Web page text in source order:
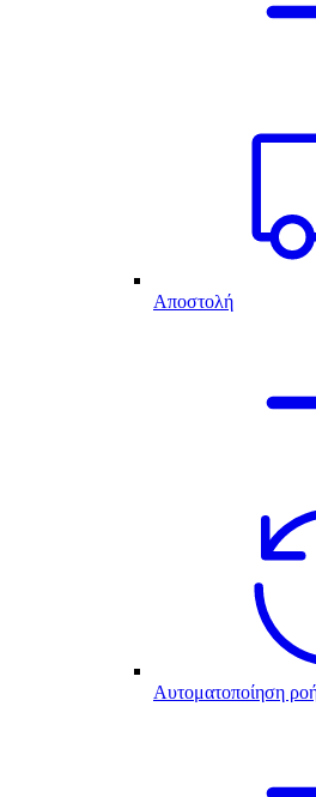
Αποστολή
Αυτοματοποίηση